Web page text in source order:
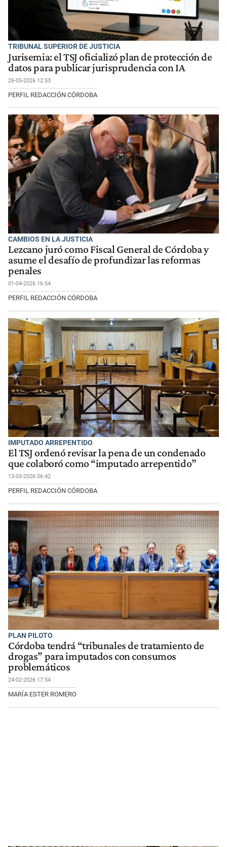
TRIBUNAL SUPERIOR DE JUSTICIA
Jurisemia: el TSJ oficializó plan de protección de
datos para publicar jurisprudencia con IA
26-05-2026 12:53
PERFIL REDACCIÓN CÓRDOBA
CAMBIOS EN LA JUSTICIA
Lezcano juró como Fiscal General de Córdoba y
asume el desafío de profundizar las reformas
penales
01-04-2026 16:54
PERFIL REDACCIÓN CÓRDOBA
IMPUTADO ARREPENTIDO
El TSJ ordenó revisar la pena de un condenado
que colaboró como “imputado arrepentido”
13-03-2026 06:42
PERFIL REDACCIÓN CÓRDOBA
PLAN PILOTO
Córdoba tendrá “tribunales de tratamiento de
drogas” para imputados con consumos
problemáticos
24-02-2026 17:54
MARÍA ESTER ROMERO